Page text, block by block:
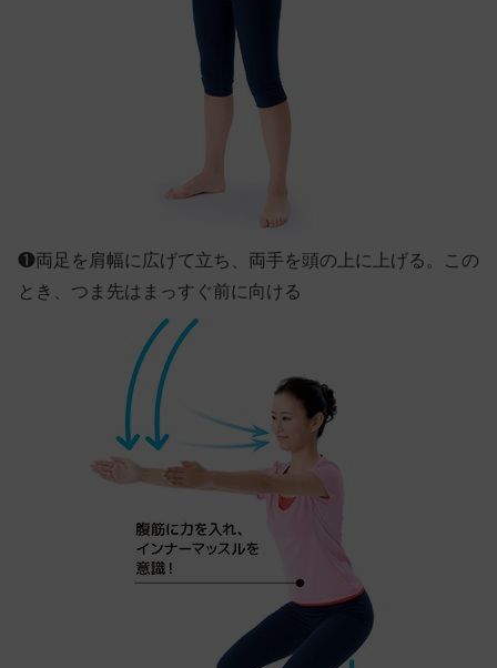
❶両足を肩幅に広げて立ち、両手を頭の上に上げる。この
とき、つま先はまっすぐ前に向ける